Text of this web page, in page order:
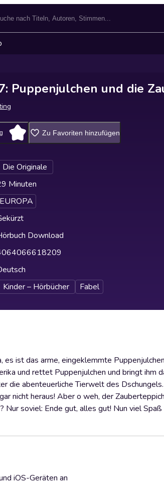
Puppenjulchen und die
Zu Favoriten hinzufügen
Die Originale
Minuten
EUROPA
Download
Kinder – Hörbücher Fabel
es ist das arme, eingeklemmte
und rettet Puppenjulchen und bringt ihm
die abenteuerliche Tierwelt des
nicht heraus! Aber o weh, der
soviel: Ende gut, alles gut! Nun viel
iOS-Geräten an